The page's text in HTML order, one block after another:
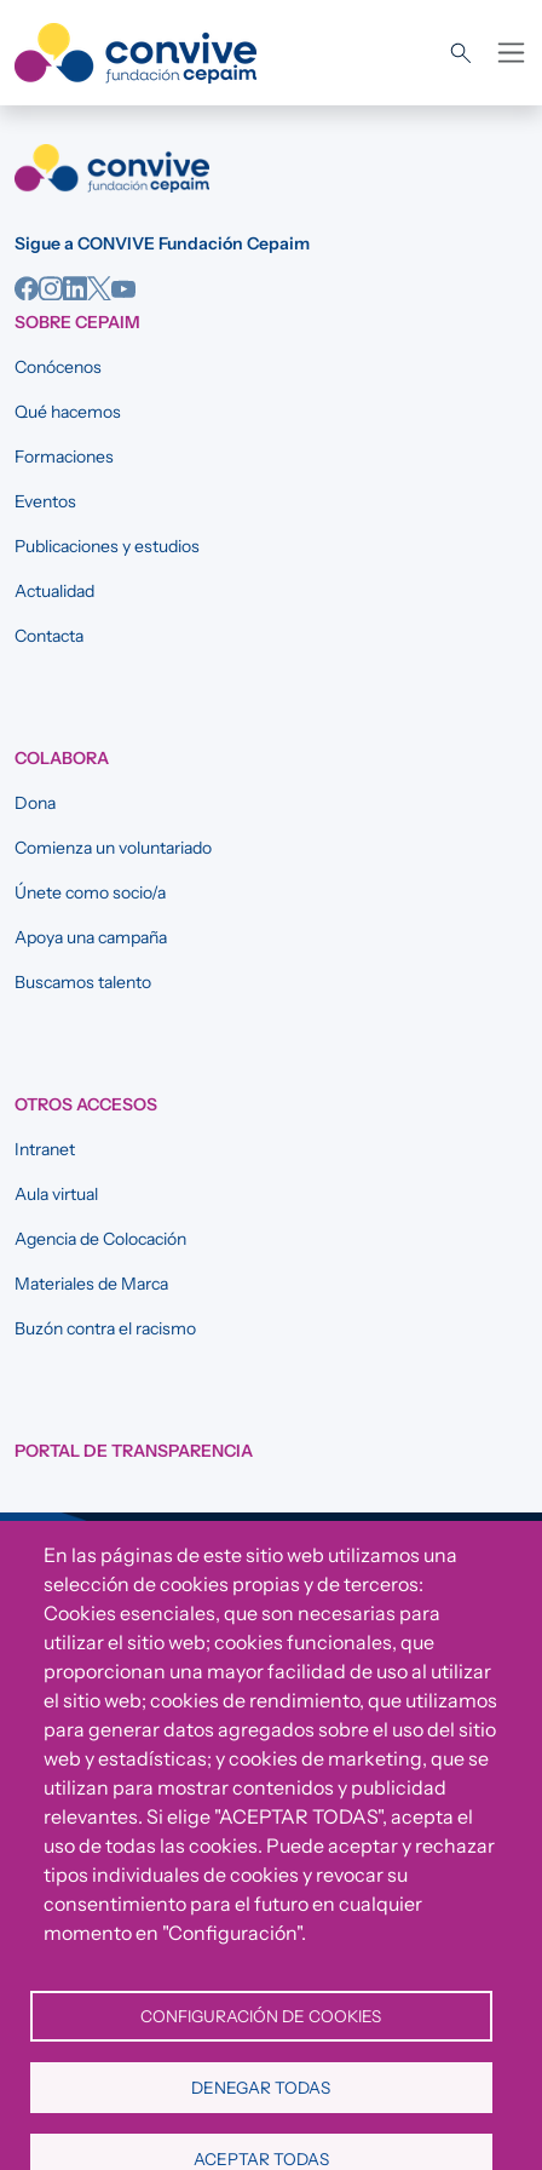
Sigue a CONVIVE Fundación Cepaim
SOBRE CEPAIM
Conócenos
Qué hacemos
Formaciones
Eventos
Publicaciones y estudios
Actualidad
Contacta
COLABORA
Dona
Comienza un voluntariado
Únete como socio/a
Apoya una campaña
Buscamos talento
OTROS ACCESOS
Intranet
Aula virtual
Agencia de Colocación
Materiales de Marca
Buzón contra el racismo
PORTAL DE TRANSPARENCIA
Sigue a Comunidad CONVIVE
¿Algo no va bien?
Puedes reportar incumplimientos del Código Ético u
otras irregularidades que detectes en nuestra Fundación.
Canal de denuncias
Política de Privacidad Política de Cookies Aviso Legal
En las páginas de este sitio web utilizamos una
selección de cookies propias y de terceros:
Cookies esenciales, que son necesarias para
utilizar el sitio web; cookies funcionales, que
proporcionan una mayor facilidad de uso al utilizar
el sitio web; cookies de rendimiento, que utilizamos
para generar datos agregados sobre el uso del sitio
web y estadísticas; y cookies de marketing, que se
utilizan para mostrar contenidos y publicidad
relevantes. Si elige "ACEPTAR TODAS", acepta el
uso de todas las cookies. Puede aceptar y rechazar
tipos individuales de cookies y revocar su
consentimiento para el futuro en cualquier
momento en "Configuración".
CONFIGURACIÓN DE COOKIES
DENEGAR TODAS
ACEPTAR TODAS